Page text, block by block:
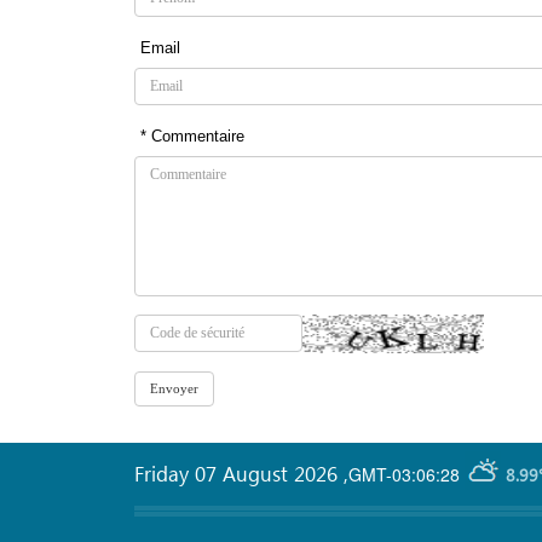
Email
* Commentaire
GMT-03:06:28
Friday 07 August 2026 ,